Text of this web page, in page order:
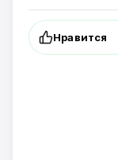
Нравится